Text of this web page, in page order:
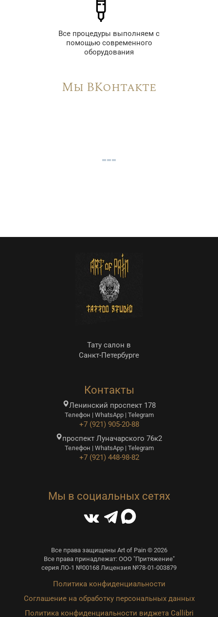
Все процедуры выполняем с
помощью современного
оборудования
Мы ВКонтакте
Тату салон в
Санкт-Петербурге
Контакты
Ленинский проспект 178
Телефон | WhatsApp | Telegram
+7 (921) 905-20-88
проспект Луначарского 76к2
Телефон | WhatsApp | Telegram
+7 (921) 448-98-82
Мы в социальных сетях
Все права защищены Art of Pain © 2026
Все права принадлежат: ООО "Притяжение"
серия ЛО-1 №00168 Лицензия №78-01-003879
Политика конфиденциальности
Соглашение на обработку персональных данных
Политика конфиденциальности виджета Callibri